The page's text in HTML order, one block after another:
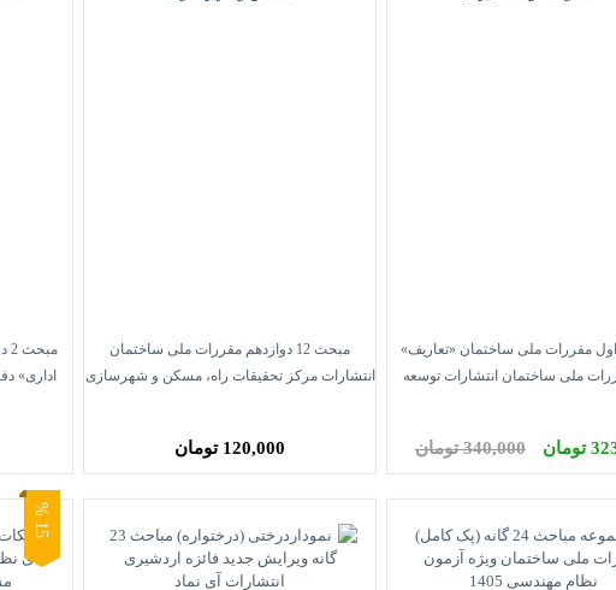
مبحث 1 اول مقررات ملی ساختمان «تعاریف»
ملی ساختمان انتشارات توسعه
340,000 تومان
مبحث 12 دوازدهم مقررات ملی ساختمان
انتشارات مرکز تحقیقات راه، مسکن و شهرسازی
120,000 تومان
اداری»
1
5
%